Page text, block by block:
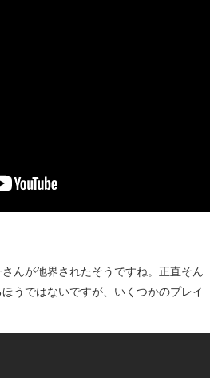
んが他界されたそうですね。正直そん
うではないですが、いくつかのプレイ